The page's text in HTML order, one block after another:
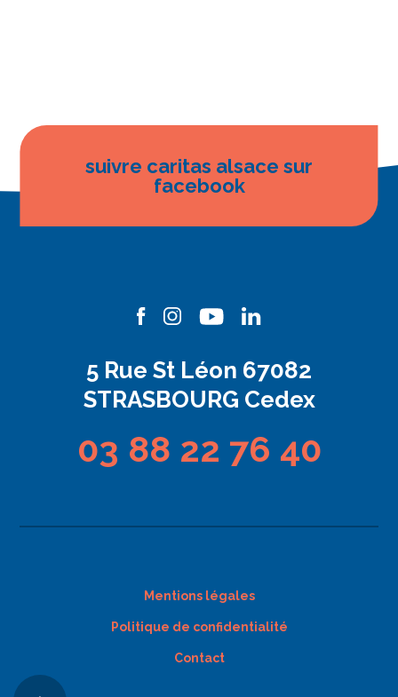
suivre caritas alsace sur
facebook
5 Rue St Léon 67082
STRASBOURG Cedex
03 88 22 76 40
Mentions légales
Politique de confidentialité
Contact